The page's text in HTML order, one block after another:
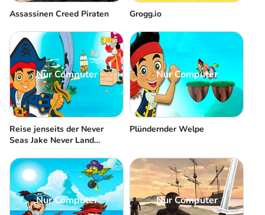
Assassinen Creed Piraten Grogg.io
Nur Computer
Reise jenseits der Never
Seas Jake Never Land
Nur Computer
Plündernder Welpe
Nur Computer Nur Computer